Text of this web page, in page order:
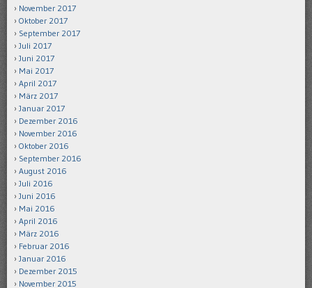
November 2017
Oktober 2017
September 2017
Juli 2017
Juni 2017
Mai 2017
April 2017
März 2017
Januar 2017
Dezember 2016
November 2016
Oktober 2016
September 2016
August 2016
Juli 2016
Juni 2016
Mai 2016
April 2016
März 2016
Februar 2016
Januar 2016
Dezember 2015
November 2015